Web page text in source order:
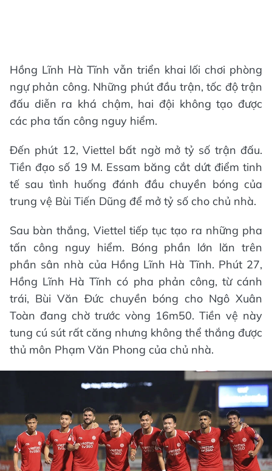
Hồng Lĩnh Hà Tĩnh vẫn triển khai lối chơi phòng
ngự phản công. Những phút đầu trận, tốc độ trận
đấu diễn ra khá chậm, hai đội không tạo được
các pha tấn công nguy hiểm.
Đến phút 12, Viettel bất ngờ mở tỷ số trận đấu.
Tiền đạo số 19 M. Essam băng cắt dứt điểm tinh
tế sau tình huống đánh đầu chuyền bóng của
trung vệ Bùi Tiến Dũng để mở tỷ số cho chủ nhà.
Sau bàn thắng, Viettel tiếp tục tạo ra những pha
tấn công nguy hiểm. Bóng phần lớn lăn trên
phần sân nhà của Hồng Lĩnh Hà Tĩnh. Phút 27,
Hồng Lĩnh Hà Tĩnh có pha phản công, từ cánh
trái, Bùi Văn Đức chuyền bóng cho Ngô Xuân
Toàn đang chờ trước vòng 16m50. Tiền vệ này
tung cú sút rất căng nhưng không thể thắng được
thủ môn Phạm Văn Phong của chủ nhà.